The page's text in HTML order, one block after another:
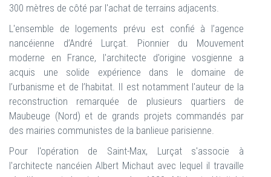
300 mètres de côté par l'achat de terrains adjacents.
L'ensemble de logements prévu est confié à l’agence
nancéienne d’André Lurçat. Pionnier du Mouvement
moderne en France, l'architecte d'origine vosgienne a
acquis une solide expérience dans le domaine de
l’urbanisme et de l’habitat. Il est notamment l'auteur de la
reconstruction remarquée de plusieurs quartiers de
Maubeuge (Nord) et de grands projets commandés par
des mairies communistes de la banlieue parisienne.
Pour l'opération de Saint-Max, Lurçat s'associe à
l'architecte nancéien Albert Michaut avec lequel il travaille